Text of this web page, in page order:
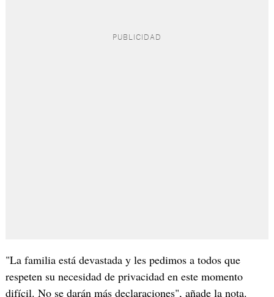
"La familia está devastada y les pedimos a todos que
respeten su necesidad de privacidad en este momento
difícil. No se darán más declaraciones", añade la nota.